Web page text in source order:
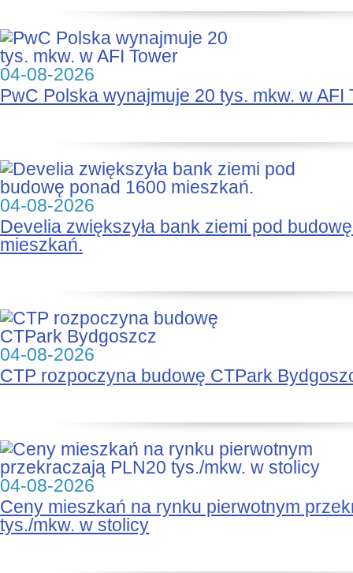
04-08-2026
PwC Polska wynajmuje 20 tys. mkw. w AFI
04-08-2026
Develia zwiększyła bank ziemi pod
mieszkań.
04-08-2026
CTP rozpoczyna budowę CTPark
04-08-2026
Ceny mieszkań na rynku pierwotnym
tys./mkw. w stolicy